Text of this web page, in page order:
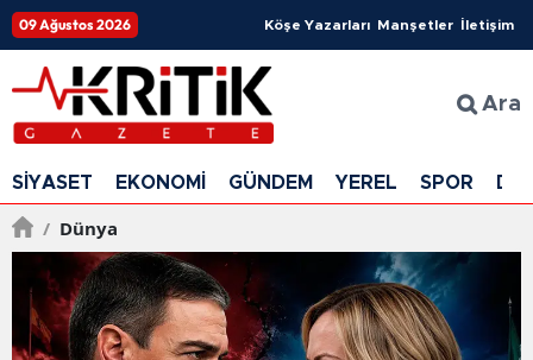
09 Ağustos 2026 Köşe Yazarları Manşetler İletişim
Ara
SİYASET EKONOMİ GÜNDEM YEREL SPOR
/ Dünya